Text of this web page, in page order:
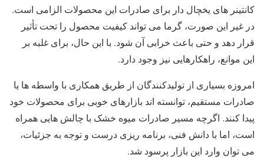
کانتینر های یخچال ‌دار برای صادرات این محصولات الزامی است.
در غیر این صورت، گرما می ‌تواند کیفیت محصول را تحت ‌تأثیر
قرار دهد و حتی باعث خرابی آن شود. با این حال، برای غلبه بر
این موانع، راهکارهایی نیز وجود دارد.
امروزه بسیاری از تولیدکنندگان از طریق همکاری با واسطه ‌ها یا
صادرات مستقیم، توانسته ‌اند بازارهای خوبی برای محصولات خود
پیدا کنند. اگرچه مسیر صادرات میوه خشک با چالش ‌هایی همراه
است، اما با دانش فنی، برنامه ‌ریزی درست و توجه به جزئیات،
می ‌توان وارد این بازار پرسود شد.